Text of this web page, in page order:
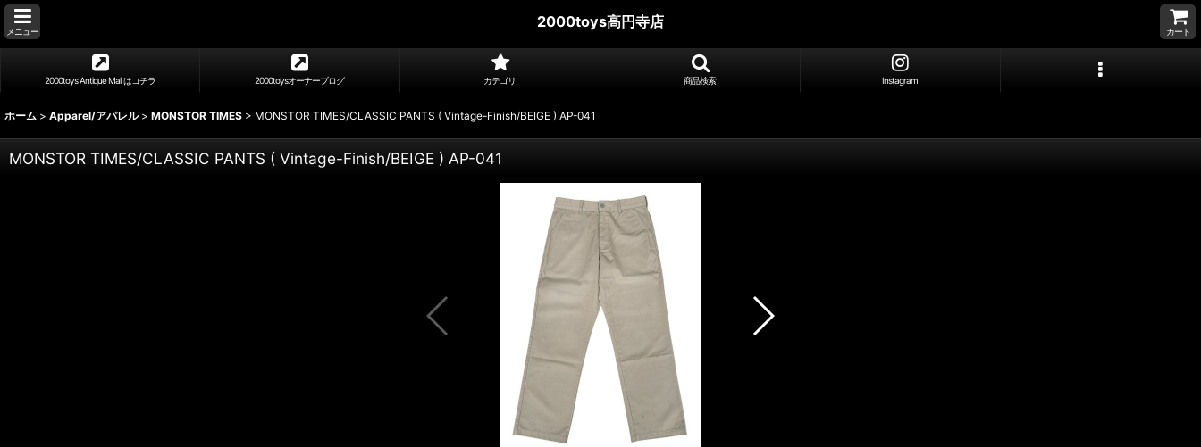
メニュー
2000toys高円寺店
カート
2000toys Antique Mall はコチラ 2000toysオーナーブログ カテゴリ 商品検索 Instagram
ホーム > Apparel/アパレル > MONSTOR TIMES > MONSTOR TIMES/CLASSIC PANTS ( Vintage-Finish/BEIGE ) AP-041
MONSTOR TIMES/CLASSIC PANTS ( Vintage-Finish/BEIGE ) AP-041